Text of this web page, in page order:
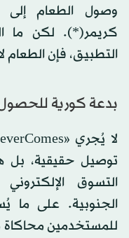
وصول الطعام
كريمر(*). لكن ما
التطبيق، فإن الطعام
بدعة كورية
توصيل حقيقية، بل
التسوق
الجنوبية. على ما
للمستخدمين محاكاة